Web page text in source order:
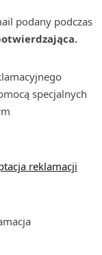
podany podczas
specjalnych